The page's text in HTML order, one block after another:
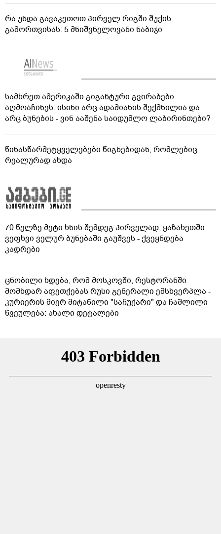
რა უნდა გავაკეთოთ პირველ რიგში შუქის
გამორთვისას: 5 მნიშვნელოვანი ნაბიჯი
სამხრეთ ამერიკაში გიგანტური გვირაბები
აღმოაჩინეს: ისინი არც ადამიანის შექმნილია და
არც ბუნების - ვინ ააშენა საიდუმლო ლაბირინთები?
წინასწარმეტყველებები წიგნებიდან, რომლებიც
რეალურად ახდა
70 წელზე მეტი ხნის შემდეგ პირველად, ყაზახეთში
ვეფხვი ველურ ბუნებაში გაუშვეს - ქვეყნდება
კადრები
ცნობილი ხდება, რომ მოსკოვში, რესტორანში
მომხდარ აფეთქებას რუსი გენერალი ემსხვერპლა -
კურიერის მიერ მიტანილი "საჩუქარი" და ჩაშლილი
წვეულება: ახალი დეტალები